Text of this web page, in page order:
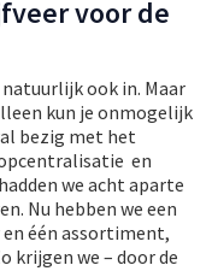
voor de
natuurlijk ook in. Maar
kun je onmogelijk
bezig met het
en
we acht aparte
Nu hebben we een
één assortiment,
krijgen we – door de